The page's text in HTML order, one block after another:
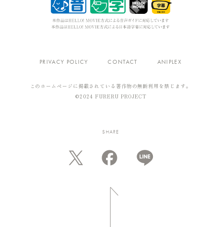
OFFICIAL ACCOUNT
SHARE
PRIVACY POLICY CONTACT ANIPLEX
このホームページに掲載されている著作物の無断利用を禁じます。
©2024 FURERU PROJECT
SHARE